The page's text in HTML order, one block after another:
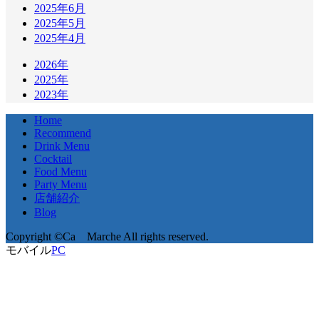
2025年6月
2025年5月
2025年4月
2026年
2025年
2023年
Home
Recommend
Drink Menu
Cocktail
Food Menu
Party Menu
店舗紹介
Blog
Copyright ©Ca Marche All rights reserved.
モバイルPC